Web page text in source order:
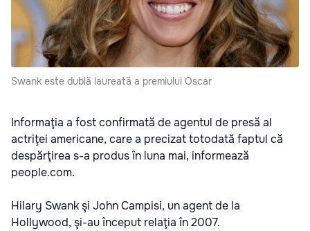
Swank este dublă laureată a premiului Oscar
Informaţia a fost confirmată de agentul de presă al
actriţei americane, care a precizat totodată faptul că
despărţirea s-a produs în luna mai, informează
people.com.
Hilary Swank şi John Campisi, un agent de la
Hollywood, şi-au început relaţia în 2007.